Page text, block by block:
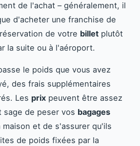
de l'achat – généralement, il
d'acheter une franchise de
de votre billet plutôt
la suite ou à l'aéroport.
le poids que vous avez
des frais supplémentaires
Les prix peuvent être assez
de peser vos bagages
et de s'assurer qu'ils
de poids fixées par la